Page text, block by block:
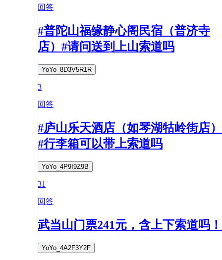
回答
#普陀山福缘静心阁民宿（普济寺
店）#请问送到上山索道吗
YoYo_8D3V5R1R
3
回答
#庐山乐天酒店（如琴湖牯岭街店）
#行李箱可以带上索道吗
YoYo_4P9I9Z9B
31
回答
武当山门票241元，含上下索道吗！
YoYo_4A2F3Y2F